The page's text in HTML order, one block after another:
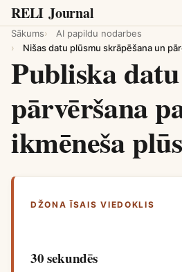
RELI Journal
Sākums
AI papildu nodarbes
Nišas datu plūsmu skrāpēšana un
Publiska
pārvēršana
ikmēneša
DŽONA ĪSAIS VIEDOKLIS
30 sekundēs